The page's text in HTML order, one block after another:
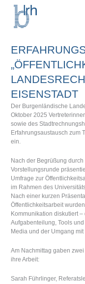
springen
EISENSTADT
Der Burgenländische
Oktober 2025
sowie des
Erfahrungsaustausch zum
ein.
Nach der Begrüßung
Vorstellungsrunde
Umfrage zur
im Rahmen des
Nach einer kurzen
Öffentlichkeitsarbeit
Kommunikation diskutiert
Aufgabenteilung, Tools
Media und der Umgang
Am Nachmittag gaben
ihre Arbeit:
Sarah Führlinger,